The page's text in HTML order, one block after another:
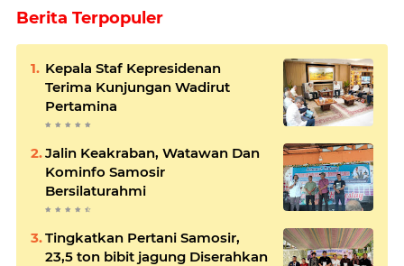
Berita Terpopuler
Kepala Staf Kepresidenan
Terima Kunjungan Wadirut
Pertamina
Jalin Keakraban, Watawan Dan
Kominfo Samosir
Bersilaturahmi
Tingkatkan Pertani Samosir,
23,5 ton bibit jagung Diserahkan